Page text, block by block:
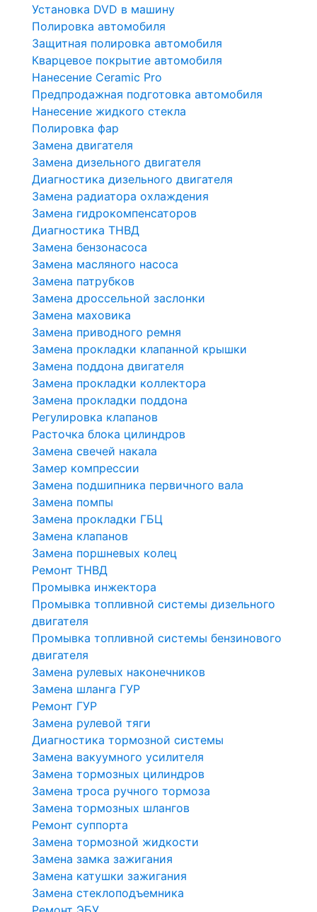
Установка DVD в машину
Полировка автомобиля
Защитная полировка автомобиля
Кварцевое покрытие автомобиля
Нанесение Ceramic Pro
Предпродажная подготовка автомобиля
Нанесение жидкого стекла
Полировка фар
Замена двигателя
Замена дизельного двигателя
Диагностика дизельного двигателя
Замена радиатора охлаждения
Замена гидрокомпенсаторов
Диагностика ТНВД
Замена бензонасоса
Замена масляного насоса
Замена патрубков
Замена дроссельной заслонки
Замена маховика
Замена приводного ремня
Замена прокладки клапанной крышки
Замена поддона двигателя
Замена прокладки коллектора
Замена прокладки поддона
Регулировка клапанов
Расточка блока цилиндров
Замена свечей накала
Замер компрессии
Замена подшипника первичного вала
Замена помпы
Замена прокладки ГБЦ
Замена клапанов
Замена поршневых колец
Ремонт ТНВД
Промывка инжектора
Промывка топливной системы дизельного
двигателя
Промывка топливной системы бензинового
двигателя
Замена рулевых наконечников
Замена шланга ГУР
Ремонт ГУР
Замена рулевой тяги
Диагностика тормозной системы
Замена вакуумного усилителя
Замена тормозных цилиндров
Замена троса ручного тормоза
Замена тормозных шлангов
Ремонт суппорта
Замена тормозной жидкости
Замена замка зажигания
Замена катушки зажигания
Замена стеклоподъемника